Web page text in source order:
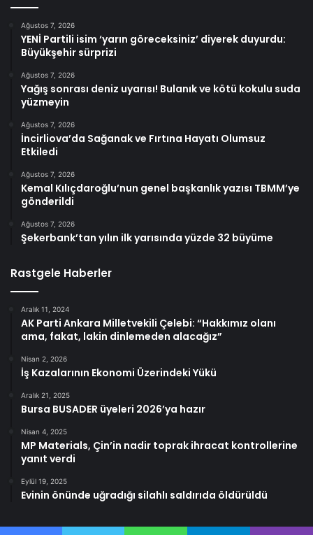
Ağustos 7, 2026
YENİ Partili isim ‘yarın göreceksiniz’ diyerek duyurdu:
Büyükşehir sürprizi
Ağustos 7, 2026
Yağış sonrası deniz uyarısı! Bulanık ve kötü kokulu suda
yüzmeyin
Ağustos 7, 2026
İncirliova’da Sağanak ve Fırtına Hayatı Olumsuz
Etkiledi
Ağustos 7, 2026
Kemal Kılıçdaroğlu’nun genel başkanlık yazısı TBMM’ye
gönderildi
Ağustos 7, 2026
Şekerbank’tan yılın ilk yarısında yüzde 32 büyüme
Rastgele Haberler
Aralık 11, 2024
AK Parti Ankara Milletvekili Çelebi: “Hakkımız olanı
ama, fakat, lakin dinlemeden alacağız”
Nisan 2, 2026
İş Kazalarının Ekonomi Üzerindeki Yükü
Aralık 21, 2025
Bursa BUSADER üyeleri 2026’ya hazır
Nisan 4, 2025
MP Materials, Çin’in nadir toprak ihracat kontrollerine
yanıt verdi
Eylül 19, 2025
Evinin önünde uğradığı silahlı saldırıda öldürüldü